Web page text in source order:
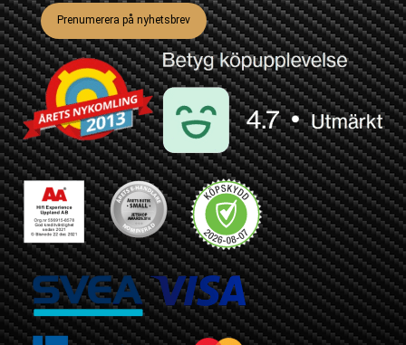
Prenumerera på nyhetsbrev